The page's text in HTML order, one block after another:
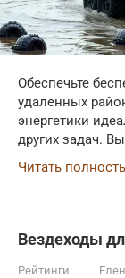
Обеспечьте
удаленных
энергетики
других задач.
Читать
Вездеходы
Рейтинги